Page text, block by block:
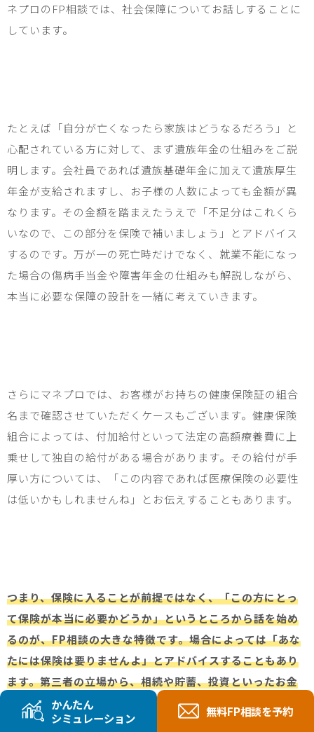
かんたん
シミュレーション
無料FP相談を予約
ネプロの FP相談では、社会保障についてお話しすることに
しています。
たとえば「自分が亡くなったら家族はどうなるだろう」と
心配されている方に対して、まず遺族年金の仕組みをご説
明します。会社員であれば遺族基礎年金に加えて遺族厚生
年金が支給されますし、お子様の人数によっても金額が異
なります。その金額を踏まえたうえで「不足分はこれくら
いなので、この部分を保険で補いましょう」とアドバイス
するのです。万が一の死亡時だけでなく、就業不能になっ
た場合の傷病手当金や障害年金の仕組みも解説しながら、
本当に必要な保障の設計を一緒に考えていきます。
さらにマネプロでは、お客様がお持ちの健康保険証の組合
名まで確認させていただくケースもございます。健康保険
組合によっては、付加給付といって法定の高額療養費に上
乗せして独自の給付がある場合があります。その給付が手
厚い方については、「この内容であれば医療保険の必要性
は低いかもしれませんね」とお伝えすることもあります。
つまり、保険に入ることが前提ではなく、「この方にとっ
て保険が本当に必要かどうか」というところから話を始め
るのが、FP相談の大きな特徴です。場合によっては「あな
たには保険は要りませんよ」とアドバイスすることもあり
ます。第三者の立場から、相続や貯蓄、投資といったお金
全般の視点から判断するからこそできる提案です。